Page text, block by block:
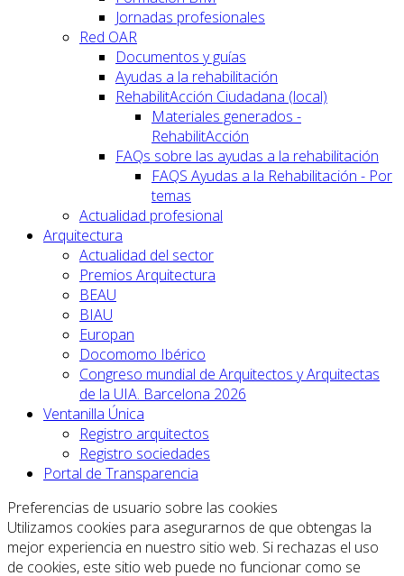
Jornadas profesionales
Red OAR
Documentos y guías
Ayudas a la rehabilitación
RehabilitAcción Ciudadana (local)
Materiales generados -
RehabilitAcción
FAQs sobre las ayudas a la rehabilitación
FAQS Ayudas a la Rehabilitación - Por
temas
Actualidad profesional
Arquitectura
Actualidad del sector
Premios Arquitectura
BEAU
BIAU
Europan
Docomomo Ibérico
Congreso mundial de Arquitectos y Arquitectas
de la UIA. Barcelona 2026
Ventanilla Única
Registro arquitectos
Registro sociedades
Portal de Transparencia
Preferencias de usuario sobre las cookies
Utilizamos cookies para asegurarnos de que obtengas la
mejor experiencia en nuestro sitio web. Si rechazas el uso
de cookies, este sitio web puede no funcionar como se